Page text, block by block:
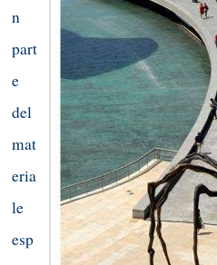
n
part
e
del
mat
eria
le
esp